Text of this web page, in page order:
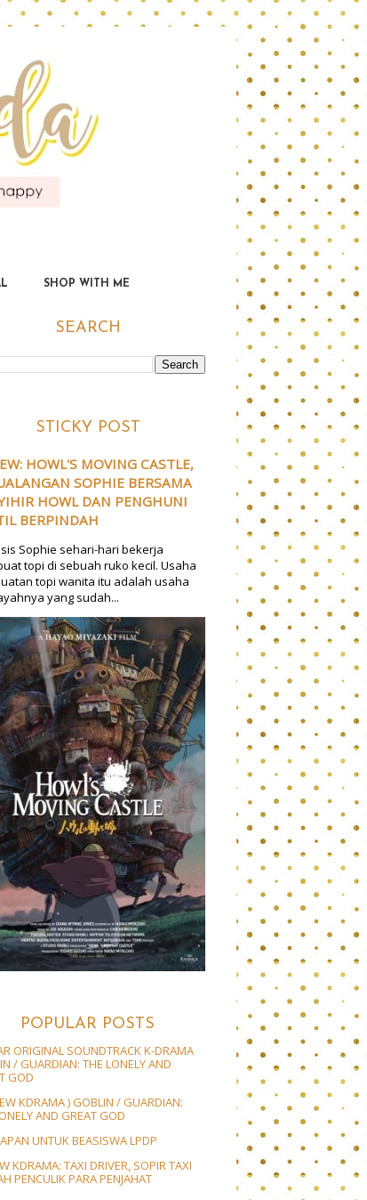
SHOP WITH ME
SEARCH
STICKY POST
HOWL'S MOVING CASTLE,
SOPHIE BERSAMA
HOWL DAN PENGHUNI
BERPINDAH
Sophie sehari-hari bekerja
topi di sebuah ruko kecil. Usaha
topi wanita itu adalah usaha
yang sudah...
POPULAR POSTS
ORIGINAL SOUNDTRACK K-DRAMA
/ GUARDIAN: THE LONELY AND
GOD
KDRAMA ) GOBLIN / GUARDIAN:
AND GREAT GOD
UNTUK BEASISWA LPDP
KDRAMA: TAXI DRIVER, SOPIR TAXI
PENCULIK PARA PENJAHAT